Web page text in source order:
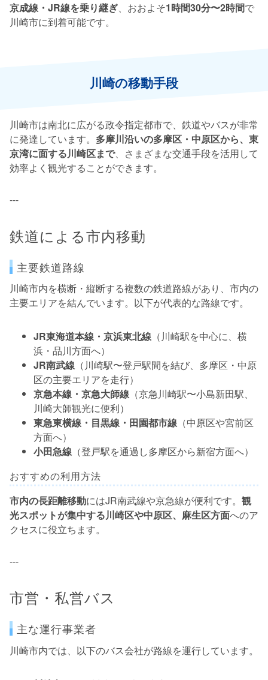
京成線・JR線を乗り継ぎ、おおよそ1時間30分〜2時間で
川崎市に到着可能です。
川崎の移動手段
川崎市は南北に広がる政令指定都市で、鉄道やバスが非常
に発達しています。 多摩川沿いの多摩区・中原区から、東
京湾に面する川崎区まで、さまざまな交通手段を活用して
効率よく観光することができます。
---
鉄道による市内移動
主要鉄道路線
川崎市内を横断・縦断する複数の鉄道路線があり、市内の
主要エリアを結んでいます。以下が代表的な路線です。
JR東海道本線・京浜東北線 （川崎駅を中心に、横
浜・品川方面へ）
JR南武線 （川崎駅〜登戸駅間を結び、多摩区・中原
区の主要エリアを走行）
京急本線・京急大師線 （京急川崎駅〜小島新田駅、
川崎大師観光に便利）
東急東横線・目黒線・田園都市線 （中原区や宮前区
方面へ）
小田急線 （登戸駅を通過し多摩区から新宿方面へ）
おすすめの利用方法
市内の長距離移動にはJR南武線や京急線が便利です。 観
光スポットが集中する川崎区や中原区、麻生区方面へのア
クセスに役立ちます。
---
市営・私営バス
主な運行事業者
川崎市内では、以下のバス会社が路線を運行しています。